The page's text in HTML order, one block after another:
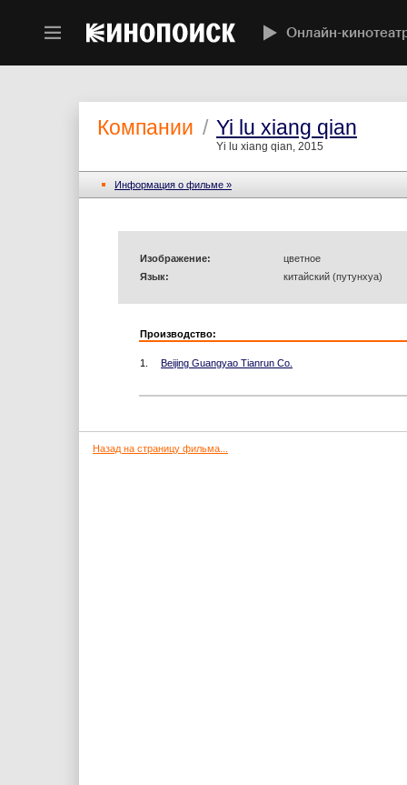
Онлайн-
Компании / Yi lu xiang qian
Yi lu xiang qian, 2015
Информация o фильме »
Изображение:
цветное
Язык:
китайский (путунхуа)
Производство:
1. Beijing Guangyao Tianrun Co.
Назад на страницу фильма...